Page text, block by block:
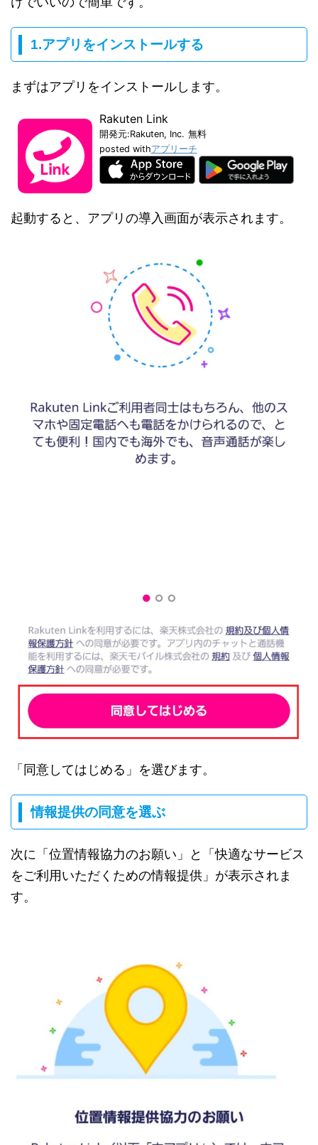
1.アプリをインストールする
まずはアプリをインストールします。
Rakuten Link
開発元:Rakuten, Inc. 無料
posted withアプリーチ
起動すると、アプリの導入画面が表示されます。
「同意してはじめる」を選びます。
情報提供の同意を選ぶ
次に「位置情報協力のお願い」と「快適なサービス
をご利用いただくための情報提供」が表示されま
す。